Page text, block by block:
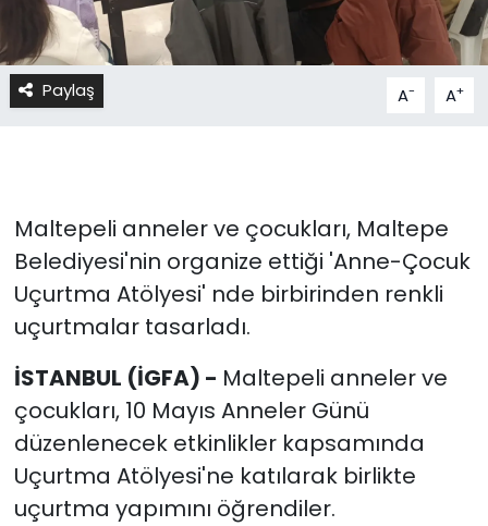
Paylaş A- A+
Maltepeli anneler ve çocukları, Maltepe
Belediyesi'nin organize ettiği 'Anne-Çocuk
Uçurtma Atölyesi' nde birbirinden renkli
uçurtmalar tasarladı.
İSTANBUL (İGFA) - Maltepeli anneler ve
çocukları, 10 Mayıs Anneler Günü
düzenlenecek etkinlikler kapsamında
Uçurtma Atölyesi'ne katılarak birlikte
uçurtma yapımını öğrendiler.